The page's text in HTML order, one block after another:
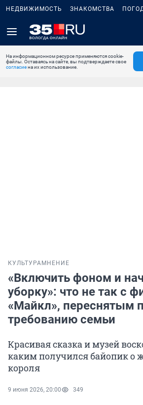
НЕДВИЖИМОСТЬ ЗНАКОМСТВА
На информационном ресурсе применяются cookie-
файлы. Оставаясь на сайте, вы подтверждаете свое
согласиена их использование.
КУЛЬТУРА МНЕНИЕ
«Включить фоном и
уборку»: что не так с
«Майкл», переснятым
требованию семьи
Красивая сказка и музей
каким получился байопик о
короля
9 июня 2026, 20:00 349